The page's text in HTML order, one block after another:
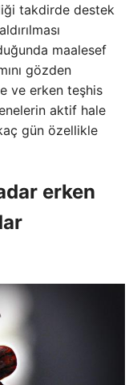
takdirde destek
maalesef
gözden
ve erken teşhis
aktif hale
gün özellikle
erken